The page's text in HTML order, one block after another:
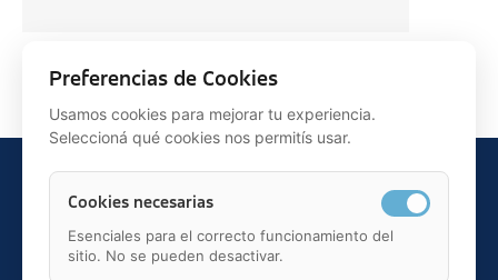
Teléfono: 91 595 75 00
Preferencias de Cookies
Usamos cookies para mejorar tu experiencia.
Seleccioná qué cookies nos permitís usar.
Cookies necesarias
Esenciales para el correcto funcionamiento del
sitio. No se pueden desactivar.